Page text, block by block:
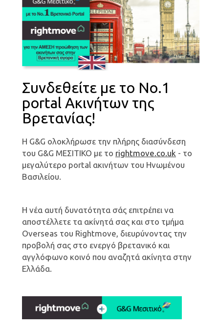
Συνδεθείτε με το No.1
portal Ακινήτων της
Βρετανίας!
Η G&G ολοκλήρωσε την πλήρης διασύνδεση
του G&G ΜΕΣΙΤΙΚΟ με το rightmove.co.uk - το
μεγαλύτερο portal ακινήτων του Ηνωμένου
Βασιλείου.
Η νέα αυτή δυνατότητα σάς επιτρέπει να
αποστέλλετε τα ακίνητά σας και στο τμήμα
Overseas του Rightmove, διευρύνοντας την
προβολή σας στο ενεργό βρετανικό και
αγγλόφωνο κοινό που αναζητά ακίνητα στην
Ελλάδα.